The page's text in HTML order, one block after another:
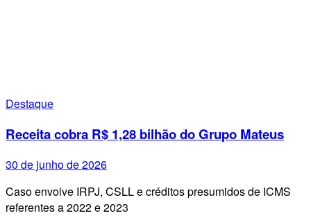
Destaque
Receita cobra R$ 1,28 bilhão do Grupo Mateus
30 de junho de 2026
Caso envolve IRPJ, CSLL e créditos presumidos de ICMS
referentes a 2022 e 2023